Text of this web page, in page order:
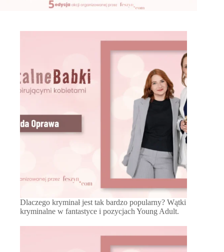
Dlaczego kryminał jest tak bardzo popularny? Wątki
kryminalne w fantastyce i pozycjach Young Adult.